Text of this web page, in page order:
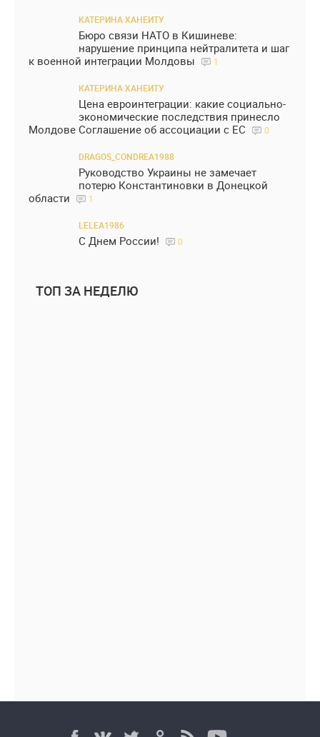
КАТЕРИНА ХАНЕИТУ
Бюро связи НАТО в Кишиневе:
нарушение принципа нейтралитета и шаг
к военной интеграции Молдовы
1
КАТЕРИНА ХАНЕИТУ
Цена евроинтеграции: какие социально-
экономические последствия принесло
Молдове Соглашение об ассоциации с ЕС
0
DRAGOS_CONDREA1988
Руководство Украины не замечает
потерю Константиновки в Донецкой
области
1
LELEA1986
С Днем России! 0
ТОП ЗА НЕДЕЛЮ